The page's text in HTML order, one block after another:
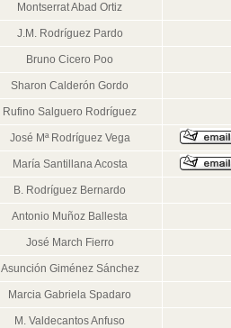
Montserrat Abad Ortiz
J.M. Rodríguez Pardo
Bruno Cicero Poo
Sharon Calderón Gordo
Rufino Salguero Rodríguez
José Mª Rodríguez Vega
María Santillana Acosta
B. Rodríguez Bernardo
Antonio Muñoz Ballesta
José March Fierro
Asunción Giménez Sánchez
Marcia Gabriela Spadaro
M. Valdecantos Anfuso